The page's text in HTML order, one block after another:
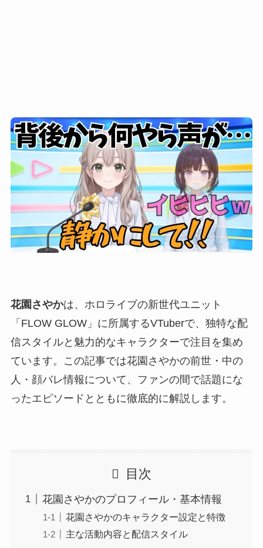
花園さやかは、ホロライブの新世代ユニット
「FLOW GLOW」に所属するVTuberで、独特な配
信スタイルと魅力的なキャラクターで注目を集め
ています。この記事では花園さやかの前世・中の
人・顔バレ情報について、ファンの間で話題にな
ったエピソードとともに徹底的に解説します。
目次
花園さやかのプロフィール・基本情報
花園さやかのキャラクター設定と特徴
主な活動内容と配信スタイル